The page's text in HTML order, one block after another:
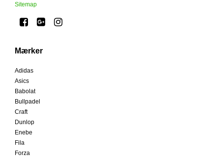
Sitemap
Mærker
Adidas
Asics
Babolat
Bullpadel
Craft
Dunlop
Enebe
Fila
Forza